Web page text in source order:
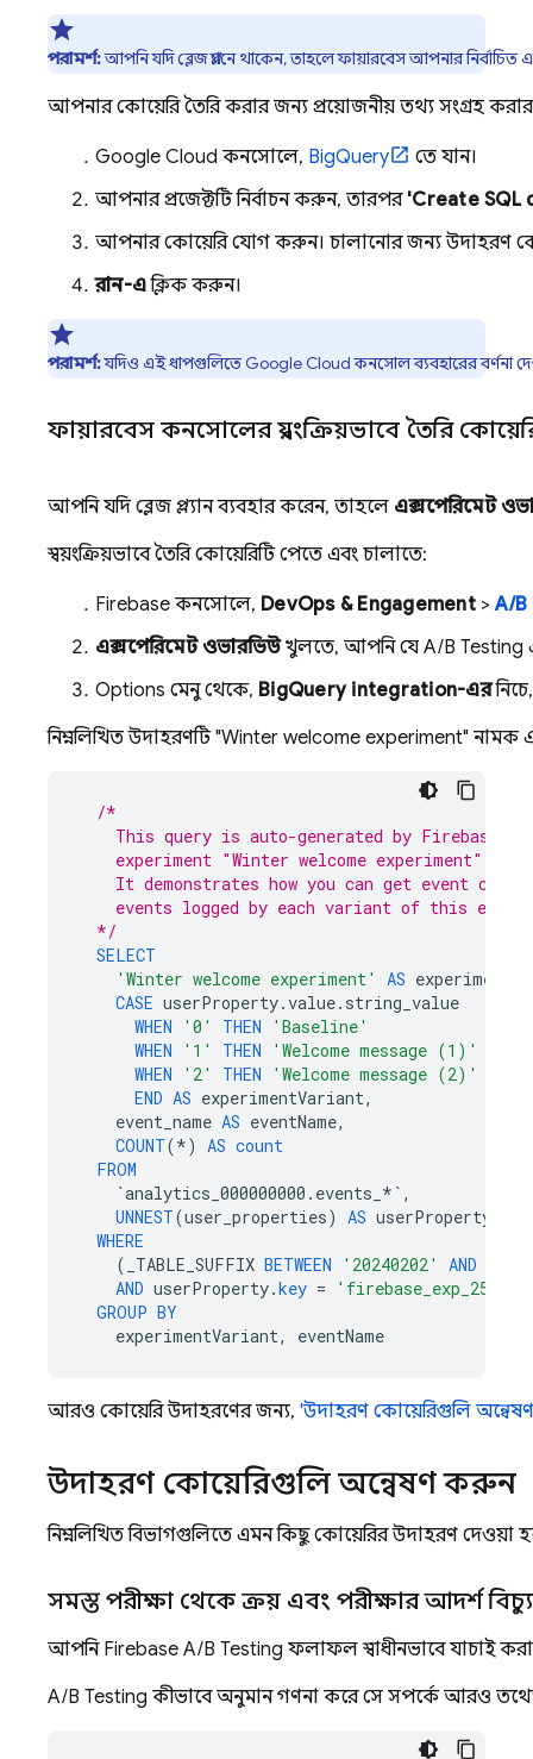
পরামর্শ:আপনি যদি ব্লেজ প্ল্যানে থাকেন, তাহলে ফায়ারবেস আপনার
আপনার কোয়েরি তৈরি করার জন্য প্রয়োজনীয় তথ্য সংগ্রহ
Google Cloud কনসোলে, BigQuery
তে যান।
আপনার প্রজেক্টটি নির্বাচন করুন, তারপর 'Create SQL
আপনার কোয়েরি যোগ করুন। চালানোর জন্য উদাহরণ
রান-এক্লিক করুন।
পরামর্শ:যদিও এই ধাপগুলিতে Google Cloudকনসোল ব্যবহারের বর্ণনা
ফায়ারবেস কনসোলের স্বয়ংক্রিয়ভাবে তৈরি
আপনি যদি ব্লেজ প্ল্যান ব্যবহার করেন, তাহলে এক্সপেরিমেন্ট
স্বয়ংক্রিয়ভাবে তৈরি কোয়েরিটি পেতে এবং চালাতে:
Firebase কনসোলে, DevOps & Engagement>A/
এক্সপেরিমেন্ট ওভারভিউখুলতে, আপনি যেA/B Testing
Options মেনু থেকে, BigQueryintegration-এর
নিম্নলিখিত উদাহরণটি "Winter welcome experiment" নামক
/*
    This query is auto-generated by
Firebase A/
    experiment "Winter welcome experiment".
It demonstrates how you can get event
events logged by each variant of this
  */
SELECT
'Winter welcome experiment'
AS
CASE userProperty.value. string_value
WHEN
'0' THEN
'Baseline'
WHEN
'1' THEN
'Welcome message (1)'
WHEN
'2' THEN
'Welcome message (2)'
END AS experimentVariant,
event_name AS eventName,
COUNT(*) AS count
FROM
`analytics_000000000 . events_ *` ,
UNNEST(user_properties) AS userProperty
WHERE
( _TABLE_SUFFIX BETWEEN '20240202' AND
AND userProperty.key =
'firebase_exp_25'
GROUP BY
experimentVariant, eventName
আরও কোয়েরি উদাহরণের জন্য, 'উদাহরণ কোয়েরিগুলি
উদাহরণ কোয়েরিগুলি অন্বেষণ করুন
নিম্নলিখিত বিভাগগুলিতে এমন কিছু কোয়েরির উদাহরণ দেওয়া
সমস্ত পরীক্ষা থেকে ক্রয় এবং পরীক্ষার আদর্শ
আপনি Firebase A/B Testing ফলাফল স্বাধীনভাবে যাচাই
A/B Testing কীভাবে অনুমান গণনা করে সে সম্পর্কে আরও